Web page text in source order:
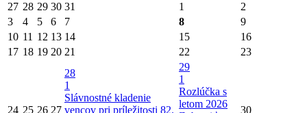
27 28 29 30 31 1
2
3
4 5 6 7 8
9
10 11 12 13 14 15
16
17 18 19 20 21 22 23
24 25 26 27
28
1
Slávnostné kladenie
vencov pri príležitosti 82.
29
1
Rozlúčka s
letom 2026
30